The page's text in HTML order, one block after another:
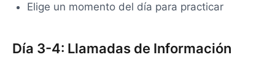
Elige un momento del día para practicar
Día 3-4: Llamadas de Información